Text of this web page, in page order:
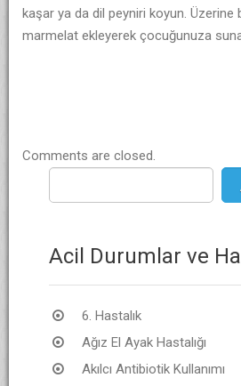
kaşar ya da dil peyniri koyun. Üzerine
marmelat ekleyerek çocuğunuza
Comments are closed.
Acil Durumlar ve
6. Hastalık
Ağız El Ayak Hastalığı
Akılcı Antibiotik Kullanımı